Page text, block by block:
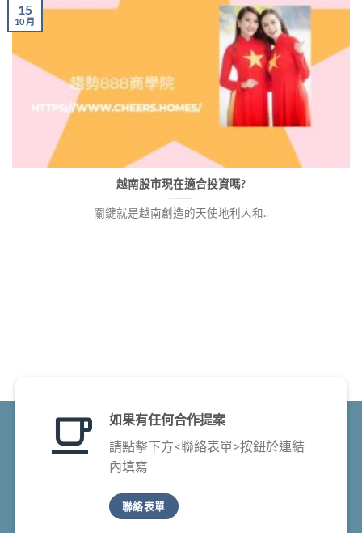
越南股市現在適合投資嗎?
關鍵就是越南創造的天使地利人和..
15
10 月
如果有任何合作提案
請點擊下方<聯絡表單>按鈕於連結
內填寫
聯絡表單